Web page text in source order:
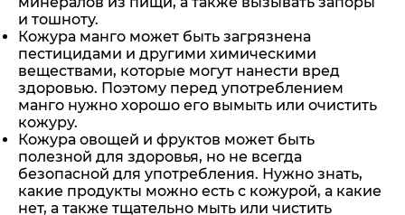
и тошноту.
Кожура манго может быть загрязнена
пестицидами и другими химическими
веществами, которые могут нанести вред
здоровью. Поэтому перед употреблением
манго нужно хорошо его вымыть или очистить
кожуру.
Кожура овощей и фруктов может быть
полезной для здоровья, но не всегда
безопасной для употребления. Нужно знать,
какие продукты можно есть с кожурой, а какие
нет, а также тщательно мыть или чистить